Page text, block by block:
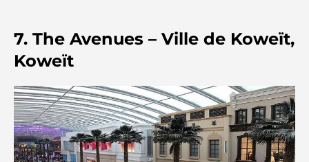
Les Mercedes les plus chères jamais créées
Déménager à Dubaï depuis l'Australie : Guide
complet du déménagement
Safari de luxe d'une nuit dans le désert de Dubaï :
une escapade haut de gamme
7. The Avenues – Ville de Koweït,
Koweït